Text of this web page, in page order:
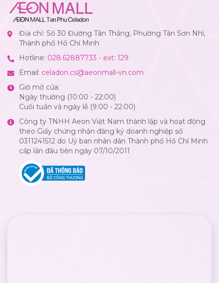
Địa chỉ: Số 30 Đường Tân Thắng, Phường Tân Sơn Nhì,
Thành phố Hồ Chí Minh
Hotline: 028.62887733 - ext: 129
Email: celadon.cs@aeonmall-vn.com
Giờ mở cửa:
Ngày thường (10:00 - 22:00)
Cuối tuần và ngày lễ (9:00 - 22:00)
Công ty TNHH Aeon Việt Nam thành lập và hoạt động
theo Giấy chứng nhận đăng ký doanh nghiệp số
0311241512 do Uỷ ban nhân dân Thành phố Hồ Chí Minh
cấp lần đầu tiên ngày 07/10/2011